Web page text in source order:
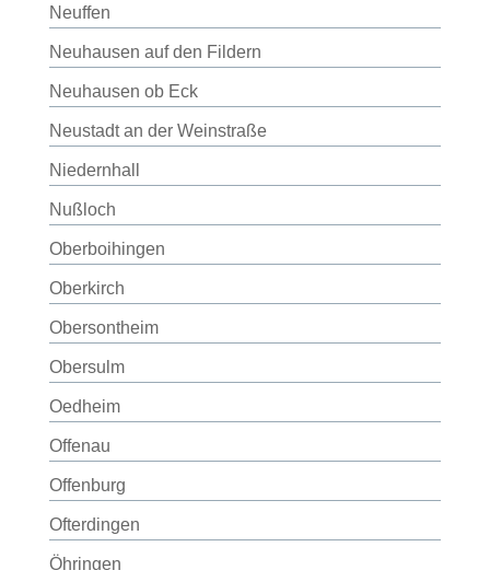
Neuffen
Neuhausen auf den Fildern
Neuhausen ob Eck
Neustadt an der Weinstraße
Niedernhall
Nußloch
Oberboihingen
Oberkirch
Obersontheim
Obersulm
Oedheim
Offenau
Offenburg
Ofterdingen
Öhringen